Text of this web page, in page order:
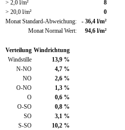
> 2,0 l/m²
8
> 20,0 l/m²
0
Monat Standard-Abweichung:
- 36,4 l/m²
Monat Normal Wert:
94,6 l/m²
Verteilung Windrichtung
Windstille
13,9 %
N-NO
4,7 %
NO
2,6 %
O-NO
1,3 %
O
0,6 %
O-SO
0,8 %
SO
3,1 %
S-SO
10,2 %